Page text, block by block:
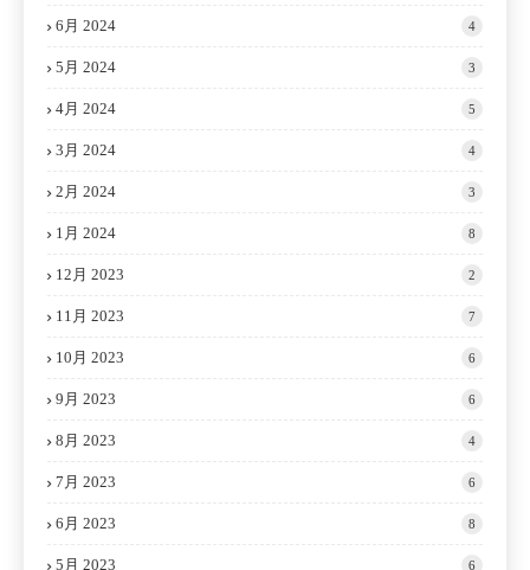
6月 2024 4
5月 2024 3
4月 2024 5
3月 2024 4
2月 2024 3
1月 2024 8
12月 2023 2
11月 2023 7
10月 2023 6
9月 2023 6
8月 2023 4
7月 2023 6
6月 2023 8
5月 2023 6